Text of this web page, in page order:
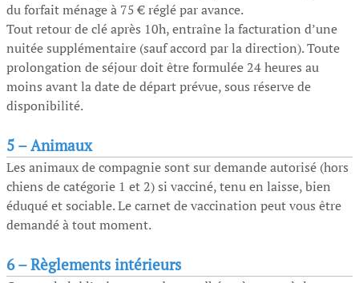
du forfait ménage à 75 € réglé par avance.
Tout retour de clé après 10h, entraîne la facturation d’une
nuitée supplémentaire (sauf accord par la direction). Toute
prolongation de séjour doit être formulée 24 heures au
moins avant la date de départ prévue, sous réserve de
disponibilité.
5 – Animaux
Les animaux de compagnie sont sur demande autorisé (hors
chiens de catégorie 1 et 2) si vacciné, tenu en laisse, bien
éduqué et sociable. Le carnet de vaccination peut vous être
demandé à tout moment.
6 –Règlements intérieurs